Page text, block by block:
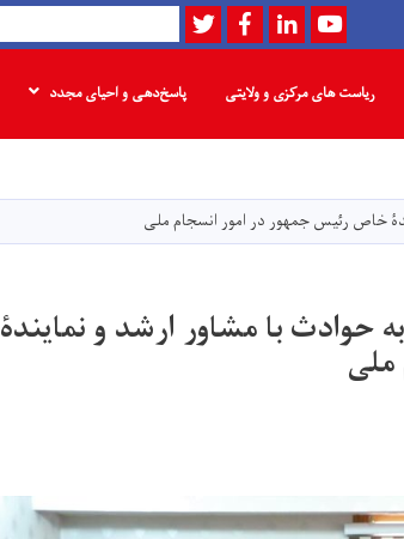
main
content
Youtube
LinkedIn
Facebook
Twitter
Search
ریاست های مرکزی و ولایتی پاسخ‌دهی و احیای مجدد
خاص رئیس جمهور در امور انسجام ملی
حوادث با مشاور ارشد و نمایندۀ